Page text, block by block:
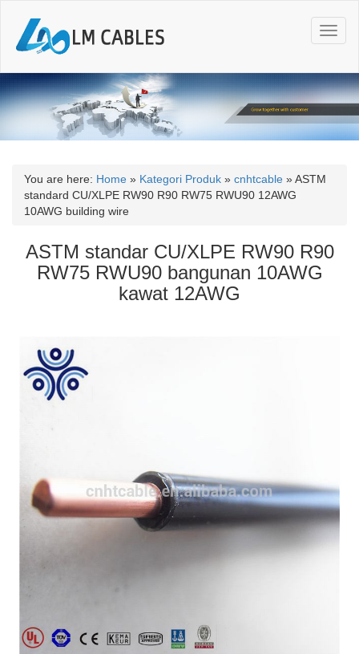
T
o
g
l
n
a
o
You are here: Home » Kategori Produk » cnhtcable »ASTM
standard CU/XLPE RW90 R90 RW75 RWU90 12AWG
10AWG building wire
ASTM standar CU/XLPE RW90 R90
RW75 RWU90 bangunan 10AWG
kawat 12AWG